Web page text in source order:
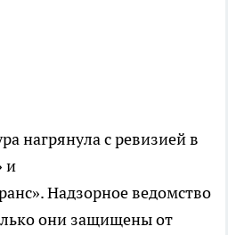
нагрянула с ревизией в
и
Надзорное ведомство
они защищены от